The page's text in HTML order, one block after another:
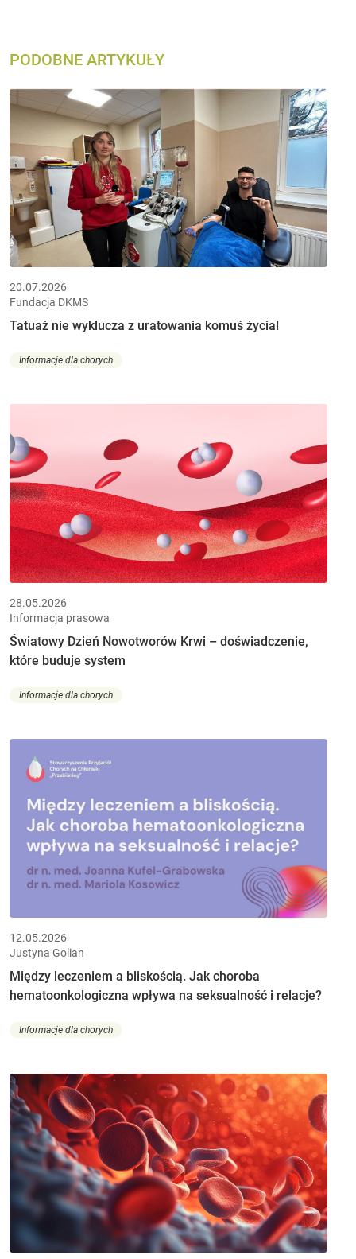
PODOBNE ARTYKUŁY
20.07.2026
Fundacja DKMS
Tatuaż nie wyklucza z uratowania komuś życia!
Informacje dla chorych
28.05.2026
Informacja prasowa
Światowy Dzień Nowotworów Krwi – doświadczenie,
które buduje system
Informacje dla chorych
12.05.2026
Justyna Golian
Między leczeniem a bliskością. Jak choroba
hematoonkologiczna wpływa na seksualność i relacje?
Informacje dla chorych